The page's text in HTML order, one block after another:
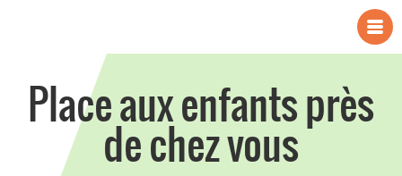
Place aux enfants près
de chez vous